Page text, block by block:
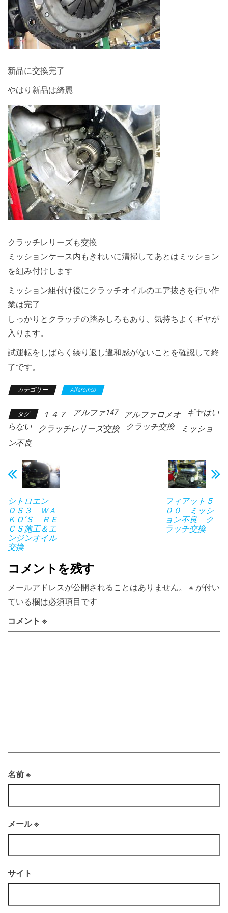
新品に交換完了
やはり新品は綺麗
クラッチレリーズも交換
ミッションケース内もきれいに清掃してあとはミッション
を組み付けします
ミッション組付け後にクラッチオイルのエア抜きを行い作
業は完了
しっかりとクラッチの踏みしろもあり、気持ちよくギヤが
入ります。
試運転をしばらく繰り返し違和感がないことを確認して終
了です。
カテゴリー Alfaromeo
タグ １４７ アルファ147 アルファロメオ
ギヤはい
らない
クラッチレリーズ交換 クラッチ交換
ミッショ
ン不良
シトロエン
ＤＳ３ ＷＡ
ＫＯ’Ｓ ＲＥ
ＣＳ施工＆エ
ンジンオイル
交換
フィアット５
００ ミッシ
ョン不良 ク
ラッチ交換
コメントを残す
メールアドレスが公開されることはありません。 ※ が付い
ている欄は必須項目です
コメント ※
名前 ※
メール※
サイト